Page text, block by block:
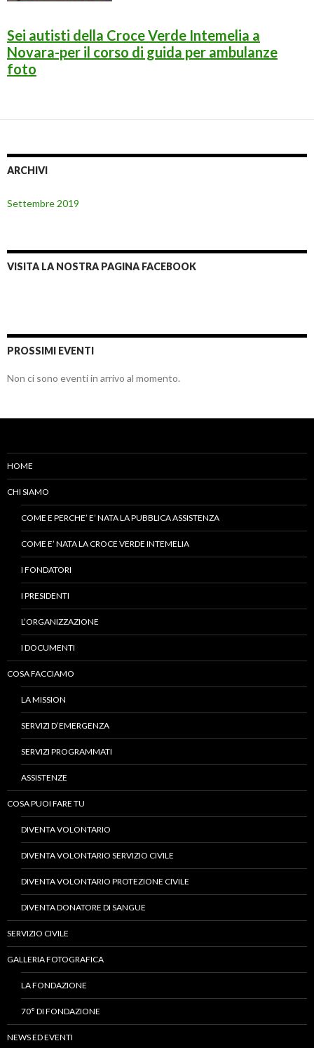
Sei autisti della Croce Verde Intemelia a
Novara-per il corso di guida per ambulanze
foto
ARCHIVI
Settembre 2019
VISITA LA NOSTRA PAGINA FACEBOOK
PROSSIMI EVENTI
Non ci sono eventi in arrivo al momento.
HOME
CHI SIAMO
COME E PERCHE’ E’ NATA LA PUBBLICA ASSISTENZA
COME E’ NATA LA CROCE VERDE INTEMELIA
I FONDATORI
I PRESIDENTI
L’ORGANIZZAZIONE
I DOCUMENTI
COSA FACCIAMO
LA MISSION
SERVIZI D’EMERGENZA
SERVIZI PROGRAMMATI
ASSISTENZE
COSA PUOI FARE TU
DIVENTA VOLONTARIO
DIVENTA VOLONTARIO SERVIZIO CIVILE
DIVENTA VOLONTARIO PROTEZIONE CIVILE
DIVENTA DONATORE DI SANGUE
SERVIZIO CIVILE
GALLERIA FOTOGRAFICA
LA FONDAZIONE
70° DI FONDAZIONE
NEWS ED EVENTI